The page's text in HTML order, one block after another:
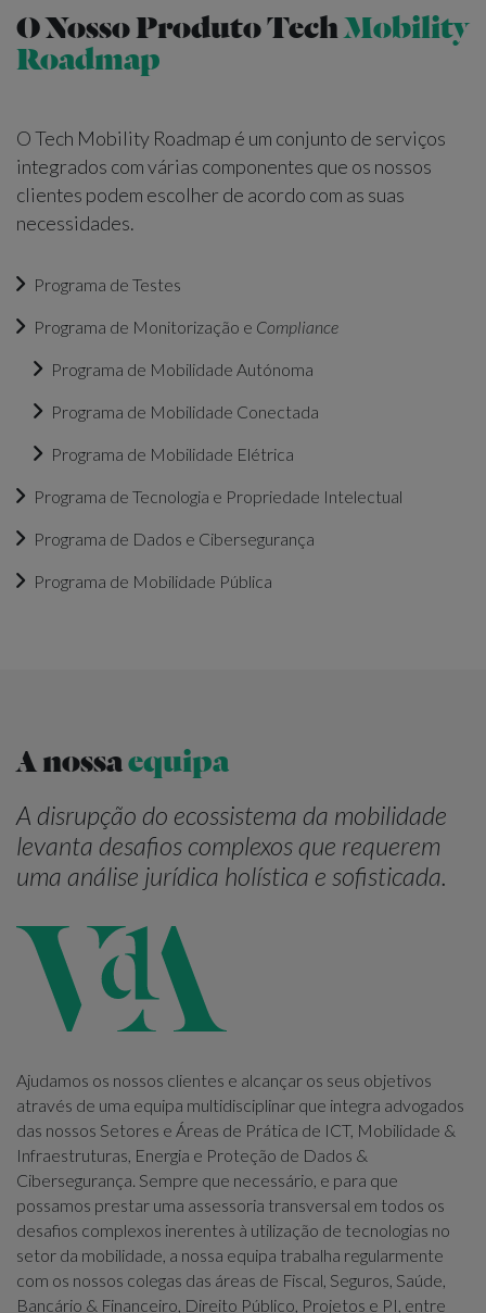
O Nosso Produto TechMobility
Roadmap
O Tech Mobility Roadmap é um conjunto de serviços
integrados com várias componentes que os nossos
clientes podem escolher de acordo com as suas
necessidades.
Programa de Testes
Programa de Monitorização e Compliance
Programa de Mobilidade Autónoma
Programa de Mobilidade Conectada
Programa de Mobilidade Elétrica
Programa de Tecnologia e Propriedade Intelectual
Programa de Dados e Cibersegurança
Programa de Mobilidade Pública
A nossaequipa
A disrupção do ecossistema da mobilidade
levanta desafios complexos que requerem
uma análise jurídica holística e sofisticada.
Ajudamos os nossos clientes e alcançar os seus objetivos
através de uma equipa multidisciplinar que integra advogados
das nossos Setores e Áreas de Prática de ICT, Mobilidade &
Infraestruturas, Energia e Proteção de Dados &
Cibersegurança. Sempre que necessário, e para que
possamos prestar uma assessoria transversal em todos os
desafios complexos inerentes à utilização de tecnologias no
setor da mobilidade, a nossa equipa trabalha regularmente
com os nossos colegas das áreas de Fiscal, Seguros, Saúde,
Bancário & Financeiro, Direito Público, Projetos e PI, entre